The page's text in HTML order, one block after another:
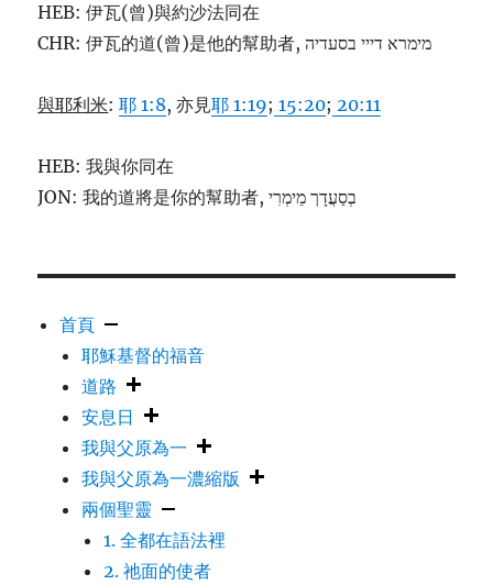
HEB: 伊瓦(曾)與約沙法同在
CHR: 伊瓦的道(曾)是他的幫助者, מימרא דייי בסעדיה
與耶利米:耶 1:8, 亦見耶 1:19; 15:20; 20:11
HEB: 我與你同在
JON: 我的道將是你的幫助者, בְסַעֲדָך מֵימְרִי
首頁
耶穌基督的福音
道路
安息日
我與父原為一
我與父原為一濃縮版
兩個聖靈
1. 全都在語法裡
2. 祂面的使者